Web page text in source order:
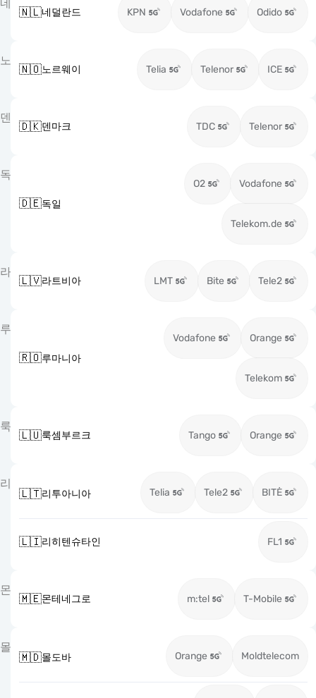
네
🇳🇱네덜란드 KPN Vodafone Odido
노
🇳🇴노르웨이 Telia Telenor ICE
덴
🇩🇰덴마크 TDC Telenor
독
🇩🇪독일
O2 Vodafone
Telekom.de
라
🇱🇻라트비아 LMT Bite Tele2
루
🇷🇴루마니아
Vodafone Orange
Telekom
룩
🇱🇺룩셈부르크 Tango Orange
리
🇱🇹리투아니아 Telia Tele2 BITĖ
🇱🇮리히텐슈타인 FL1
몬
🇲🇪몬테네그로 m:tel T-Mobile
몰
🇲🇩몰도바 Orange Moldtelecom